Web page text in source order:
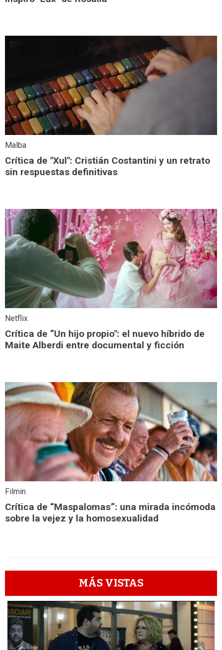
Malba
Crítica de "Xul": Cristián Costantini y un retrato
sin respuestas definitivas
Netflix
Crítica de “Un hijo propio": el nuevo híbrido de
Maite Alberdi entre documental y ficción
Filmin
Crítica de “Maspalomas”: una mirada incómoda
sobre la vejez y la homosexualidad
MÁS VISTAS
1